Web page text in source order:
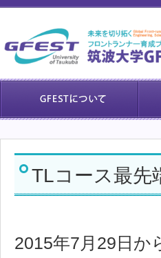
TLコース最先
2015年7月29日か